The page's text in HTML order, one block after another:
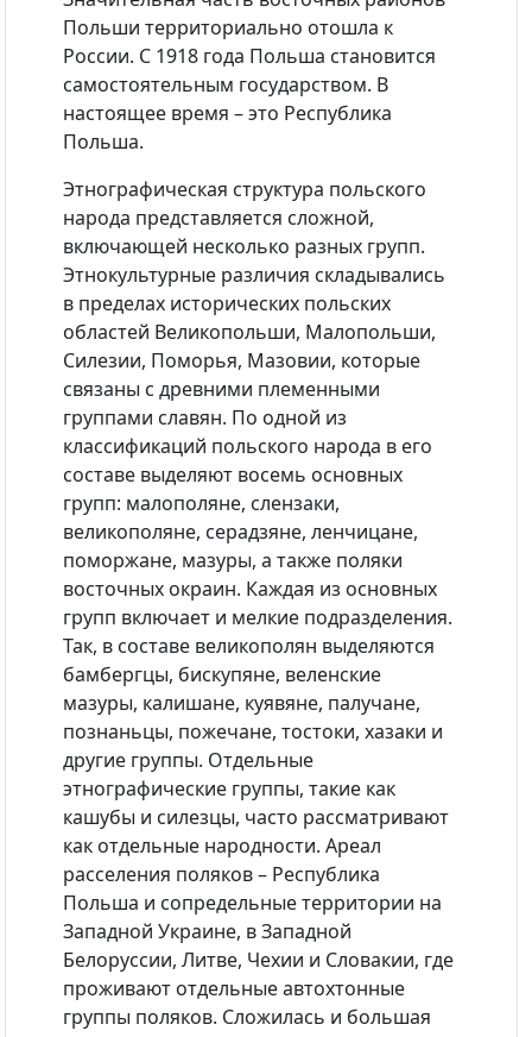
Польши территориально отошла к
России. С 1918 года Польша становится
самостоятельным государством. В
настоящее время – это Республика
Польша.
Этнографическая структура польского
народа представляется сложной,
включающей несколько разных групп.
Этнокультурные различия складывались
в пределах исторических польских
областей Великопольши, Малопольши,
Силезии, Поморья, Мазовии, которые
связаны с древними племенными
группами славян. По одной из
классификаций польского народа в его
составе выделяют восемь основных
групп: малополяне, слензаки,
великополяне, серадзяне, ленчицане,
поморжане, мазуры, а также поляки
восточных окраин. Каждая из основных
групп включает и мелкие подразделения.
Так, в составе великополян выделяются
бамбергцы, бискупяне, веленские
мазуры, калишане, куявяне, палучане,
познаньцы, пожечане, тостоки, хазаки и
другие группы. Отдельные
этнографические группы, такие как
кашубы и силезцы, часто рассматривают
как отдельные народности. Ареал
расселения поляков – Республика
Польша и сопредельные территории на
Западной Украине, в Западной
Белоруссии, Литве, Чехии и Словакии, где
проживают отдельные автохтонные
группы поляков. Сложилась и большая